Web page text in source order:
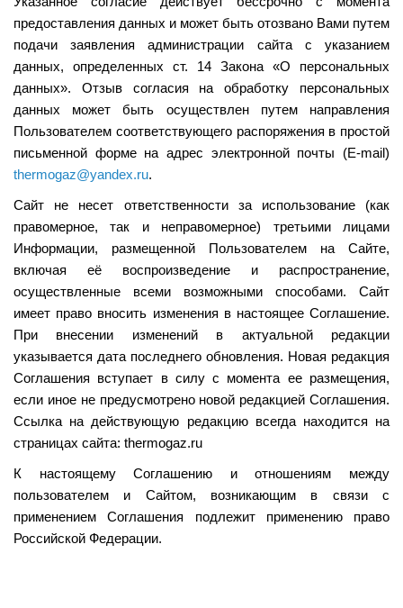
предоставления данных и может быть отозвано Вами путем
подачи заявления администрации сайта с указанием
данных, определенных ст. 14 Закона «О персональных
данных». Отзыв согласия на обработку персональных
данных может быть осуществлен путем направления
Пользователем соответствующего распоряжения в простой
письменной форме на адрес электронной почты (E-mail)
thermogaz@yandex.ru.
Сайт не несет ответственности за использование (как
правомерное, так и неправомерное) третьими лицами
Информации, размещенной Пользователем на Сайте,
включая её воспроизведение и распространение,
осуществленные всеми возможными способами. Сайт
имеет право вносить изменения в настоящее Соглашение.
При внесении изменений в актуальной редакции
указывается дата последнего обновления. Новая редакция
Соглашения вступает в силу с момента ее размещения,
если иное не предусмотрено новой редакцией Соглашения.
Ссылка на действующую редакцию всегда находится на
страницах сайта: thermogaz.ru
К настоящему Соглашению и отношениям между
пользователем и Сайтом, возникающим в связи с
применением Соглашения подлежит применению право
Российской Федерации.